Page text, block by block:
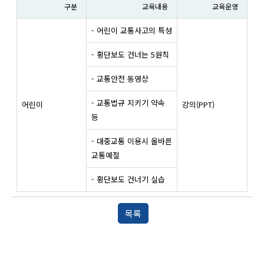
구분 교육내용 교육운영
어린이
- 어린이 교통사고의 특성
강의(PPT)
- 횡단보도 건너는 5원칙
- 교통안전 동영상
- 교통법규 지키기 약속
등
- 대중교통 이용시 올바른
교통예절
- 횡단보도 건너기 실습
목록